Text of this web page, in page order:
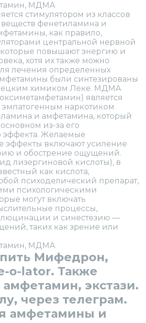
МДМА
стимулятором из классов
фенетиламина и
как правило,
центральной нервной
повышают энергию и
хотя их также можно
лечения определенных
были синтезированы
химиком Леке. МДМА
является
наркотиком
и амфетамина, который
из-за его
эффекта. Желаемые
эффекты включают усиление
и обострение ощущений.
лизергиновой кислоты), в
как кислота,
психоделический препарат,
психологическими
могут включать
процессы,
и синестезию —
таких как зрение или
МДМА
Мифедрон,
o-lator. Также
экстази.
через телеграм.
амфетамины и